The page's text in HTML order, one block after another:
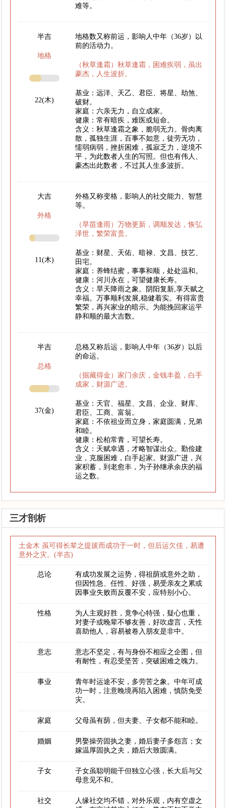
难等。
半吉
地格
22(木)
地格数又称前运，影响人中年（36岁）以
前的活动力。
（秋草逢霜）秋草逢霜，困难疾弱，虽出
豪杰，人生波折。
基业：远洋、天乙、君臣、将星、劫煞、
破财。
家庭：六亲无力，自立成家。
健康：常有暗疾，难医或短命。
含义：秋草逢霜之象，脆弱无力。骨肉离
散，孤独生涯，百事不如意，徒劳无功，
懦弱病弱，挫折困难，孤寂乏力，逆境不
平，为此数者人生的写照。但也有伟人、
豪杰出此数者，不过其人生多波折。
大吉
外格
11(木)
外格又称变格，影响人的社交能力、智慧
等。
（旱苗逢雨）万物更新，调顺发达，恢弘
泽世，繁荣富贵。
基业：财星、天佑、暗禄、文昌、技艺、
田宅。
家庭：养蜂结蜜，事事和顺，处处温和。
健康：河川永在，可望健康长寿。
含义：旱天降雨之象。阴阳复新,享天赋之
幸福。万事顺利发展,稳健着实。有得富贵
繁荣，再兴家业的暗示。为能挽回家运平
静和顺的最大吉数。
半吉
总格
37(金)
总格又称后运，影响人中年（36岁）以后
的命运。
（掘藏得金）家门余庆，金钱丰盈，白手
成家，财源广进。
基业：天官、福星、文昌、企业、财库、
君臣、工商、富翁。
家庭：不依祖业而立身，家庭圆满，兄弟
和睦。
健康：松柏常青，可望长寿。
含义：天赋幸遇，才略智谋出众。勤俭建
业，克服困难，白手起家。财源广进，兴
家积蓄，到老愈丰，为子孙继承余庆的福
运之数。
三才剖析
土金木 虽可得长辈之提拔而成功于一时，但后运欠佳，易遭
意外之灾。(半吉)
总论
有成功发展之运势，得祖荫或意外之助，
但因性急、任性、好强，易受亲友之累或
因事业失败而反覆不安，应特别小心。
性格
为人主观好胜，竟争心特强，疑心也重，
对妻子或晚辈不够友善，好吹虚言，天性
喜助他人，容易被卷入朋友是非中。
意志
意志不坚定，有与身份不相应之企图，但
有耐性，有忍受坚苦，突破困难之魄力。
事业
青年时运途不安，多劳苦之象。中年可成
功一时，注意晚境再陷入困难，慎防免受
灾。
家庭 父母虽有荫，但夫妻、子女都不能和睦。
婚姻
男娶操劳固执之妻，婚后妻子多怨言；女
嫁温厚固执之夫，婚后大致圆满。
子女
子女虽聪明能干但独立心强，长大后与父
母意见不和。
社交
人缘社交均不错，对外乐观，内有空虚之